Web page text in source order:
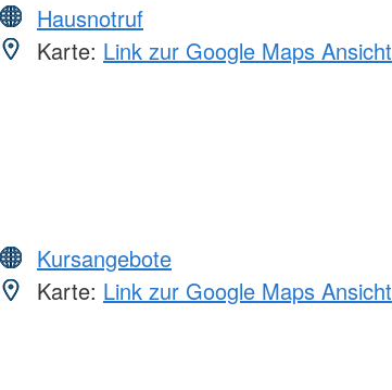
Hausnotruf
Karte: Link zur Google Maps Ansicht
Kursangebote
Karte: Link zur Google Maps Ansicht